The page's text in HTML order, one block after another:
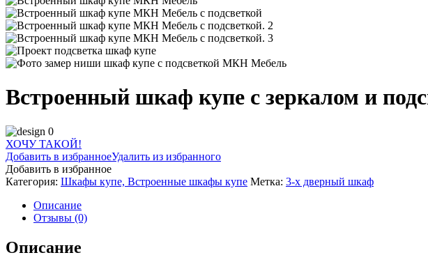
Встроенный шкаф купе с зеркалом и
ХОЧУ ТАКОЙ!
Добавить в избранноеУдалить из избранного
Добавить в избранное
Категория: Шкафы купе, Встроенные шкафы купе Метка: 3-х дверный шкаф
Описание
Отзывы (0)
Описание